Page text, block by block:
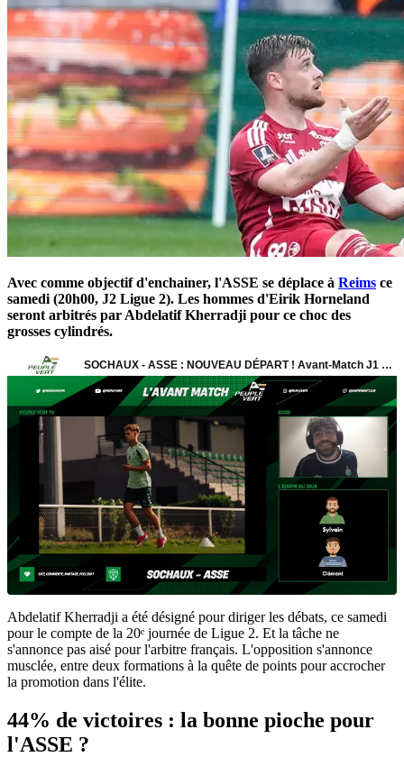
Avec comme objectif d'enchainer, l'ASSE se déplace à Reims ce
samedi (20h00, J2 Ligue 2). Les hommes d'Eirik Horneland
seront arbitrés par Abdelatif Kherradji pour ce choc des
grosses cylindrés.
Abdelatif Kherradji a été désigné pour diriger les débats, ce samedi
pour le compte de la 20ᵉ journée de Ligue 2. Et la tâche ne
s'annonce pas aisé pour l'arbitre français. L'opposition s'annonce
musclée, entre deux formations à la quête de points pour accrocher
la promotion dans l'élite.
44% de victoires : la bonne pioche pour
l'ASSE ?